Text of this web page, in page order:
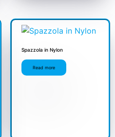
Spazzola in Nylon
Read more